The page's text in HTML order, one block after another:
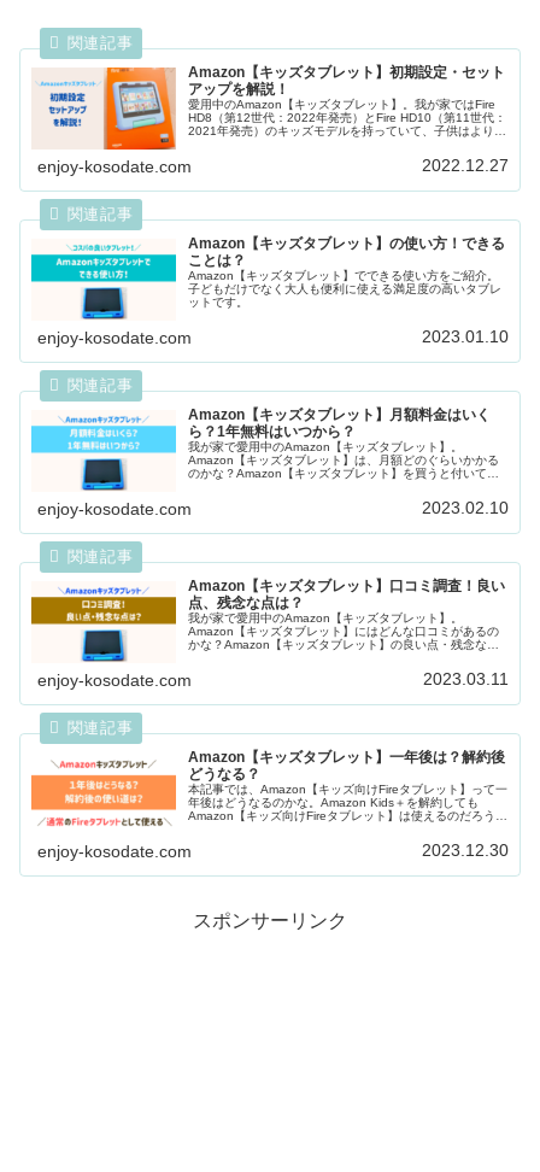
Amazon【キッズタブレット】初期設定・セット
アップを解説！
愛用中のAmazon【キッズタブレット】。我が家ではFire
HD8（第12世代：2022年発売）とFire HD10（第11世代：
2021年発売）のキッズモデルを持っていて、子供はより大
enjoy-kosodate.com 2022.12.27
Amazon【キッズタブレット】の使い方！できる
ことは？
Amazon【キッズタブレット】でできる使い方をご紹介。
子どもだけでなく大人も便利に使える満足度の高いタブレ
ットです。
enjoy-kosodate.com 2023.01.10
Amazon【キッズタブレット】月額料金はいく
ら？1年無料はいつから？
我が家で愛用中のAmazon【キッズタブレット】。
Amazon【キッズタブレット】は、月額どのぐらいかかる
のかな？Amazon【キッズタブレット】を買うと付いてく
enjoy-kosodate.com 2023.02.10
Amazon【キッズタブレット】口コミ調査！良い
点、残念な点は？
我が家で愛用中のAmazon【キッズタブレット】。
Amazon【キッズタブレット】にはどんな口コミがあるの
かな？Amazon【キッズタブレット】の良い点・残念な点
enjoy-kosodate.com 2023.03.11
Amazon【キッズタブレット】一年後は？解約後
どうなる？
本記事では、Amazon【キッズ向けFireタブレット】って一
年後はどうなるのかな。Amazon Kids＋を解約しても
Amazon【キッズ向けFireタブレット】は使えるのだろう
enjoy-kosodate.com 2023.12.30
スポンサーリンク